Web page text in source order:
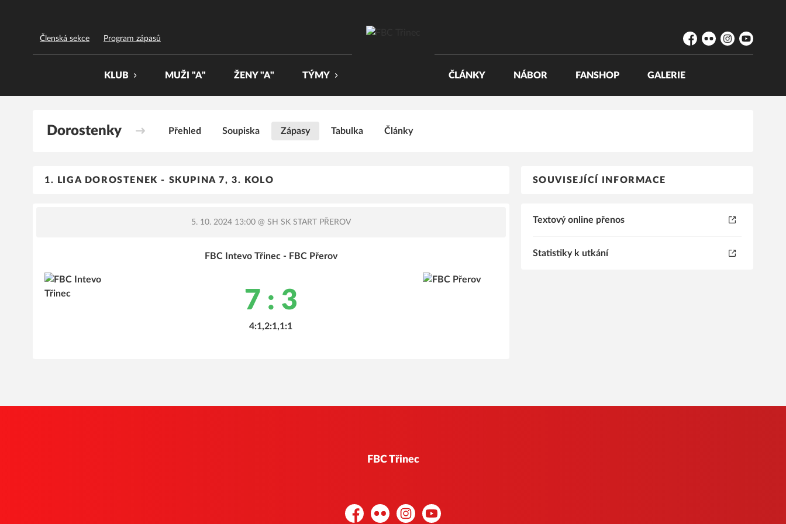
Členská sekce Program zápasů
Facebook
Flickr Instagram
YouTube
KLUB MUŽI "A" ŽENY "A" TÝMY ČLÁNKY NÁBOR FANSHOP GALERIE
Dorostenky Přehled Soupiska Zápasy Tabulka Články
1. LIGA DOROSTENEK - SKUPINA 7, 3. KOLO
5. 10. 2024 13:00@ SH SK START PŘEROV
FBC Intevo Třinec - FBC Přerov
7 : 3
4:1,2:1,1:1
SOUVISEJÍCÍ INFORMACE
Textový online přenos
Statistiky k utkání
FBC Třinec
FacebookFlickr InstagramYouTube